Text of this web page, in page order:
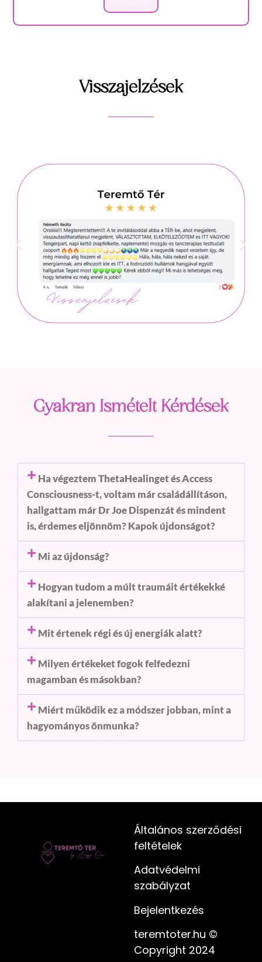
Visszajelzések
Gyakran Ismételt Kérdések
Ha végeztem ThetaHealinget és Access
Consciousness-t, voltam már családállításon,
hallgattam már Dr Joe Dispenzát és mindent
is, érdemes eljönnöm? Kapok újdonságot?
Mi az újdonság?
Hogyan tudom a múlt traumáit értékekké
alakítani a jelenemben?
Mit értenek régi és új energiák alatt?
Milyen értékeket fogok felfedezni
magamban és másokban?
Miért működik ez a módszer jobban, mint a
hagyományos önmunka?
Általános szerződési
feltételek
Adatvédelmi
szabályzat
Bejelentkezés
teremtoter.hu ©
Copyright 2024